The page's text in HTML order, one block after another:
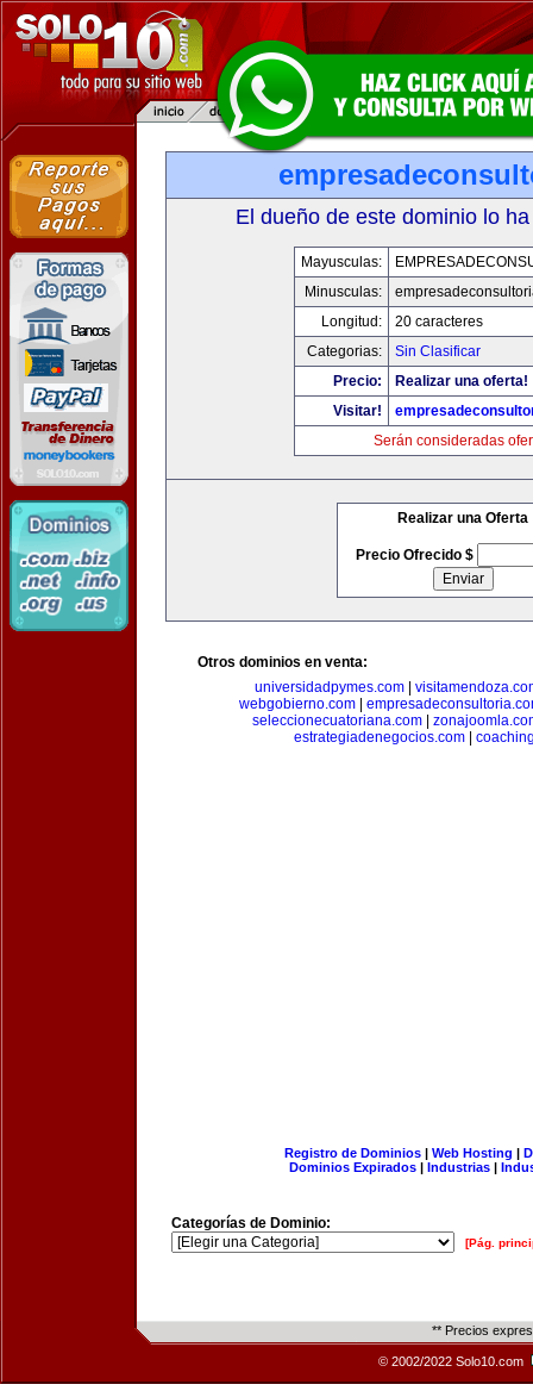
El dueño de este dominio lo
Mayusculas:
Minusculas:
Longitud:
20 caracteres
Categorias:
Sin Clasificar
Precio:
Realizar una oferta!
Visitar!
Serán consideradas
Realizar una Oferta
Precio Ofrecido $
Otros dominios en venta:
universidadpymes.com|
webgobierno.com
seleccionecuatoriana.com
estrategiadenegocios.com|
Registro de Dominios| Web Hosting |
Dominios Expirados | Industrias |
Categorías de Dominio:
[Pág.
** Precios
© 2002/2022 Solo10.com